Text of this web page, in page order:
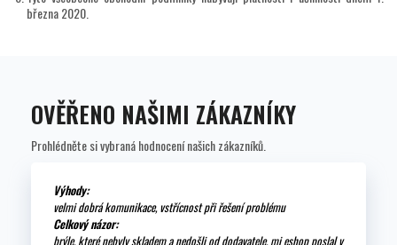
března 2020.
OVĚŘENO NAŠIMI ZÁKAZNÍKY
Prohlédněte si vybraná hodnocení našich zákazníků.
Výhody:
velmi dobrá komunikace, vstřícnost při řešení problému
Celkový názor:
brýle, které nebyly skladem a nedošli od dodavatele, mi eshop poslal v